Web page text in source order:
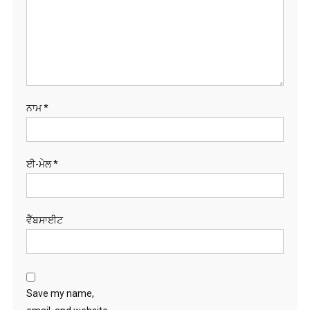
Save my name,
the next time I
comment.